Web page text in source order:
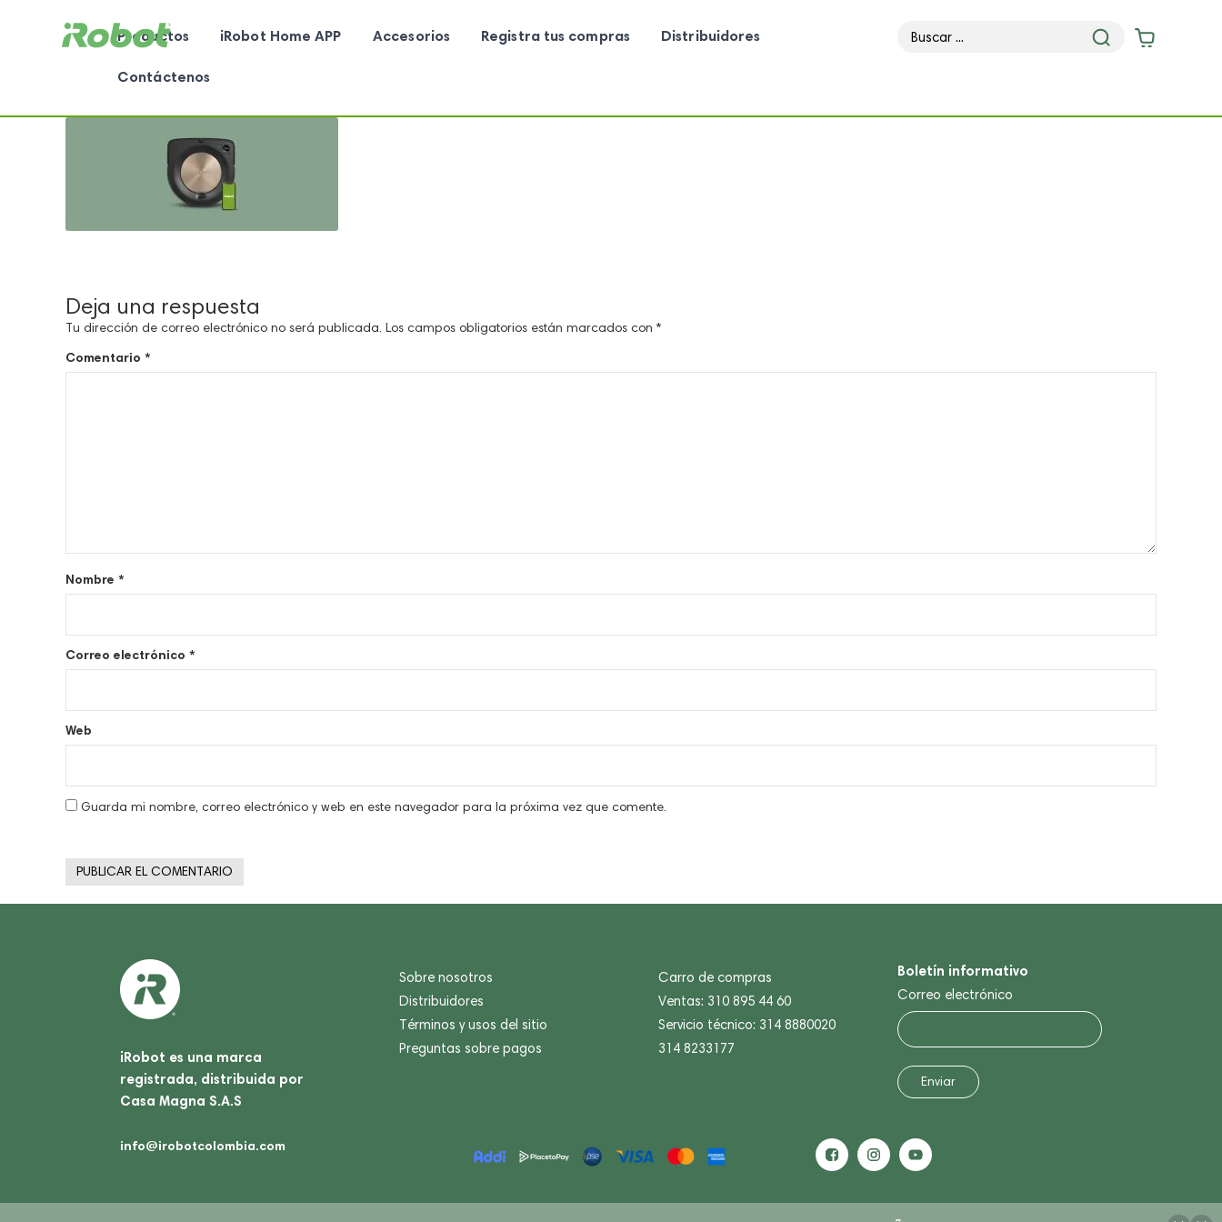
Productos iRobot Home APP Accesorios Registra tus compras Distribuidores
Contáctenos
Deja una respuesta
Tu dirección de correo electrónico no será publicada. Los campos obligatorios están marcados con *
Comentario *
Nombre *
Correo electrónico *
Web
Guarda mi nombre, correo electrónico y web en este navegador para la próxima vez que comente.
iRobot es una marca
registrada, distribuida por
Casa Magna S.A.S
Sobre nosotros
Distribuidores
Términos y usos del sitio
Preguntas sobre pagos
Carro de compras
Ventas: 310 895 44 60
Servicio técnico: 314 8880020
314 8233177
Boletín informativo
Correo electrónico
info@irobotcolombia.com